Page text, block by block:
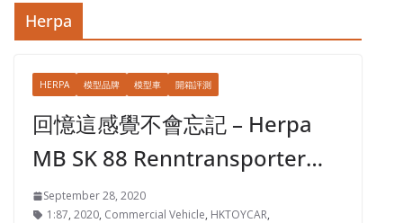
Herpa
HERPA 模型品牌 模型車 開箱評測
回憶這感覺不會忘記 – Herpa
MB SK 88 Renntransporter…
September 28, 2020
1:87, 2020, Commercial Vehicle, HKTOYCAR,